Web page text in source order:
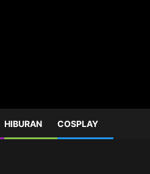
HIBURAN COSPLAY